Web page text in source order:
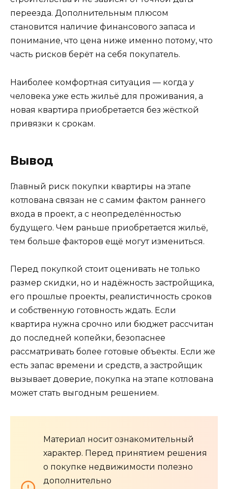
переезда. Дополнительным плюсом
становится наличие финансового запаса и
понимание, что цена ниже именно потому, что
часть рисков берёт на себя покупатель.
Наиболее комфортная ситуация — когда у
человека уже есть жильё для проживания, а
новая квартира приобретается без жёсткой
привязки к срокам.
Вывод
Главный риск покупки квартиры на этапе
котлована связан не с самим фактом раннего
входа в проект, а с неопределённостью
будущего. Чем раньше приобретается жильё,
тем больше факторов ещё могут измениться.
Перед покупкой стоит оценивать не только
размер скидки, но и надёжность застройщика,
его прошлые проекты, реалистичность сроков
и собственную готовность ждать. Если
квартира нужна срочно или бюджет рассчитан
до последней копейки, безопаснее
рассматривать более готовые объекты. Если же
есть запас времени и средств, а застройщик
вызывает доверие, покупка на этапе котлована
может стать выгодным решением.
Материал носит ознакомительный
характер. Перед принятием решения
о покупке недвижимости полезно
дополнительно